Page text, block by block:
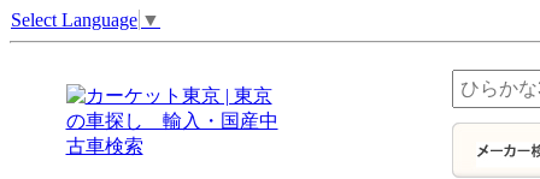
Select Language ▼